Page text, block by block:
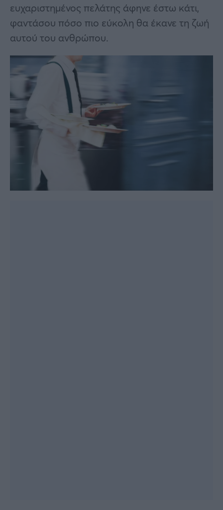
ευχαριστημένος πελάτης άφηνε έστω κάτι,
φαντάσου πόσο πιο εύκολη θα έκανε τη ζωή
αυτού του ανθρώπου.